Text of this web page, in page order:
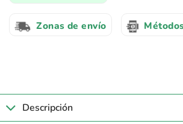
Zonas de envío
Descripción